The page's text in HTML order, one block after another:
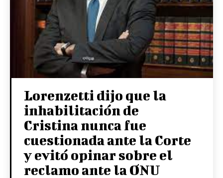
Lorenzetti dijo que la
inhabilitación de
Cristina nunca fue
cuestionada ante la Corte
y evitó opinar sobre el
reclamo ante la ONU